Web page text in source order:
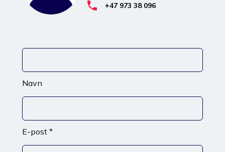
+47 973 38 096
Navn
E-post *